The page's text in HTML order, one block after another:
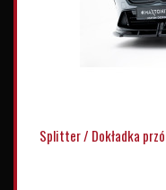
Splitter / Dokładka